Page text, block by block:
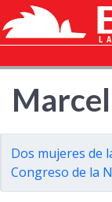
Dos mujeres de
Congreso de la